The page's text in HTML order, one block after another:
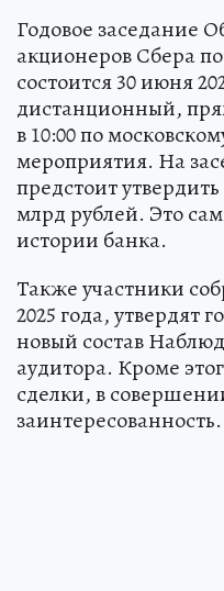
Годовое заседание
акционеров Сбера
состоится 30 июня
дистанционный,
в 10:00 по
мероприятия. На
предстоит
млрд рублей. Это
истории банка.
Также участники
2025 года, утвердят
новый состав
аудитора. Кроме
сделки, в
заинтересованность.